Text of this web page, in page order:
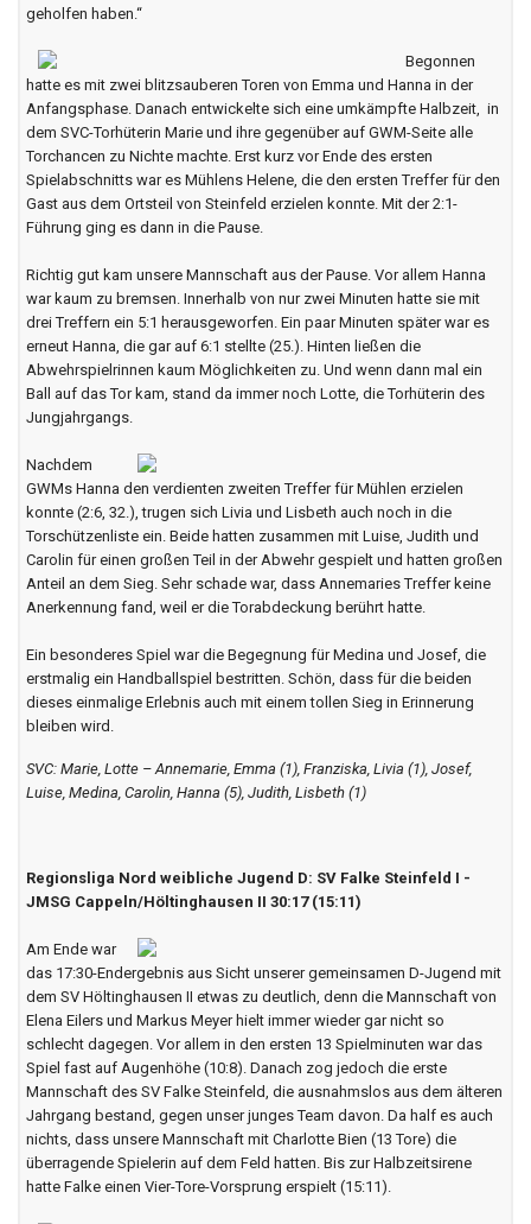
geholfen haben.“
Begonnen
hatte es mit zwei blitzsauberen Toren von Emma und Hanna in der
Anfangsphase. Danach entwickelte sich eine umkämpfte Halbzeit, in
dem SVC-Torhüterin Marie und ihre gegenüber auf GWM-Seite alle
Torchancen zu Nichte machte. Erst kurz vor Ende des ersten
Spielabschnitts war es Mühlens Helene, die den ersten Treffer für den
Gast aus dem Ortsteil von Steinfeld erzielen konnte. Mit der 2:1-
Führung ging es dann in die Pause.
Richtig gut kam unsere Mannschaft aus der Pause. Vor allem Hanna
war kaum zu bremsen. Innerhalb von nur zwei Minuten hatte sie mit
drei Treffern ein 5:1 herausgeworfen. Ein paar Minuten später war es
erneut Hanna, die gar auf 6:1 stellte (25.). Hinten ließen die
Abwehrspielrinnen kaum Möglichkeiten zu. Und wenn dann mal ein
Ball auf das Tor kam, stand da immer noch Lotte, die Torhüterin des
Jungjahrgangs.
Nachdem
GWMs Hanna den verdienten zweiten Treffer für Mühlen erzielen
konnte (2:6, 32.), trugen sich Livia und Lisbeth auch noch in die
Torschützenliste ein. Beide hatten zusammen mit Luise, Judith und
Carolin für einen großen Teil in der Abwehr gespielt und hatten großen
Anteil an dem Sieg. Sehr schade war, dass Annemaries Treffer keine
Anerkennung fand, weil er die Torabdeckung berührt hatte.
Ein besonderes Spiel war die Begegnung für Medina und Josef, die
erstmalig ein Handballspiel bestritten. Schön, dass für die beiden
dieses einmalige Erlebnis auch mit einem tollen Sieg in Erinnerung
bleiben wird.
SVC: Marie, Lotte – Annemarie, Emma (1), Franziska, Livia (1), Josef,
Luise, Medina, Carolin, Hanna (5), Judith, Lisbeth (1)
Regionsliga Nord weibliche Jugend D: SV Falke Steinfeld I -
JMSG Cappeln/Höltinghausen II 30:17 (15:11)
Am Ende war
das 17:30-Endergebnis aus Sicht unserer gemeinsamen D-Jugend mit
dem SV Höltinghausen II etwas zu deutlich, denn die Mannschaft von
Elena Eilers und Markus Meyer hielt immer wieder gar nicht so
schlecht dagegen. Vor allem in den ersten 13 Spielminuten war das
Spiel fast auf Augenhöhe (10:8). Danach zog jedoch die erste
Mannschaft des SV Falke Steinfeld, die ausnahmslos aus dem älteren
Jahrgang bestand, gegen unser junges Team davon. Da half es auch
nichts, dass unsere Mannschaft mit Charlotte Bien (13 Tore) die
überragende Spielerin auf dem Feld hatten. Bis zur Halbzeitsirene
hatte Falke einen Vier-Tore-Vorsprung erspielt (15:11).